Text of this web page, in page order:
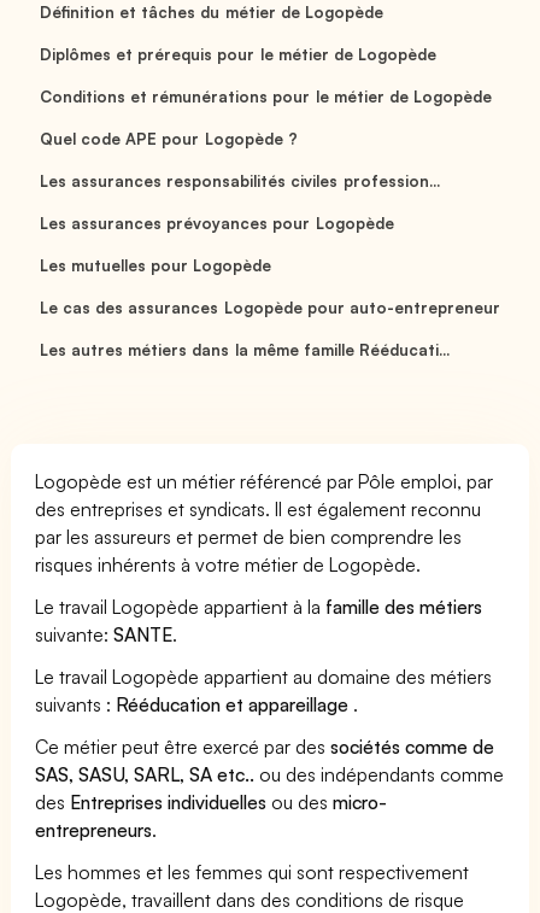
Définition et tâches du métier de Logopède
Diplômes et prérequis pour le métier de Logopède
Conditions et rémunérations pour le métier de Logopède
Quel code APE pour Logopède ?
Les assurances responsabilités civiles profession...
Les assurances prévoyances pour Logopède
Les mutuelles pour Logopède
Le cas des assurances Logopède pour auto-entrepreneur
Les autres métiers dans la même famille Rééducati...
Logopède est un métier référencé par Pôle emploi, par
des entreprises et syndicats. Il est également reconnu
par les assureurs et permet de bien comprendre les
risques inhérents à votre métier de Logopède.
Le travail Logopède appartient à la famille des métiers
suivante:SANTE.
Le travail Logopède appartient au domaine des métiers
suivants : Rééducation et appareillage .
Ce métier peut être exercé par dessociétés comme de
SAS, SASU, SARL, SA etc.. ou des indépendants comme
des Entreprises individuelles ou desmicro-
entrepreneurs.
Les hommes et les femmes qui sont respectivement
Logopède, travaillent dans des conditions de risque